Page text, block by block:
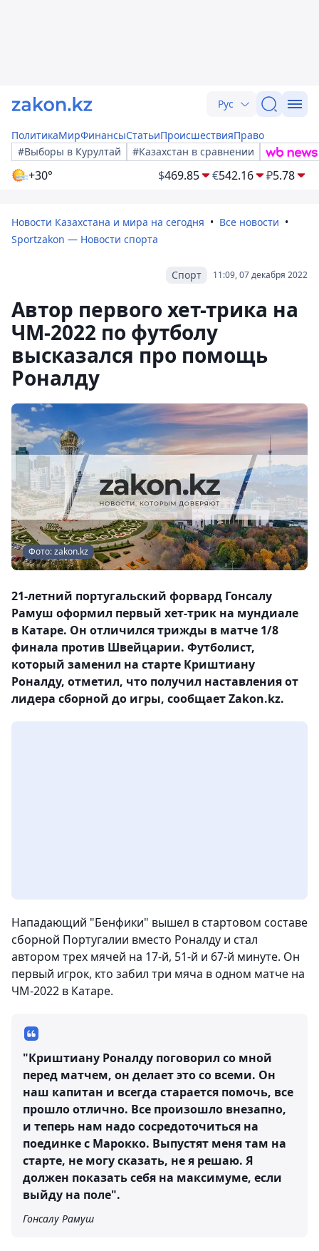
Рус
ПолитикаМирФинансыСтатьиПроисшествияПраво
#Выборы в Курултай
#Казахстан в сравнении
+30° $469.85 €542.16 ₽5.78
Новости Казахстана и мира на сегодня
Все новости
Sportzakon — Новости спорта
11:09, 07 декабря 2022
Спорт
Автор первого хет-трика на
ЧМ-2022 по футболу
высказался про помощь
Роналду
Фото: zakon.kz
21-летний португальский форвард Гонсалу
Рамуш оформил первый хет-трик на мундиале
в Катаре. Он отличился трижды в матче 1/8
финала против Швейцарии. Футболист,
который заменил на старте Криштиану
Роналду, отметил, что получил наставления от
лидера сборной до игры, сообщает Zakon.kz.
Нападающий "Бенфики" вышел в стартовом составе
сборной Португалии вместо Роналду и стал
автором трех мячей на 17-й, 51-й и 67-й минуте. Он
первый игрок, кто забил три мяча в одном матче на
ЧМ-2022 в Катаре.
"Криштиану Роналду поговорил со мной
перед матчем, он делает это со всеми. Он
наш капитан и всегда старается помочь, все
прошло отлично. Все произошло внезапно,
и теперь нам надо сосредоточиться на
поединке с Марокко. Выпустят меня там на
старте, не могу сказать, не я решаю. Я
должен показать себя на максимуме, если
выйду на поле".
Гонсалу Рамуш